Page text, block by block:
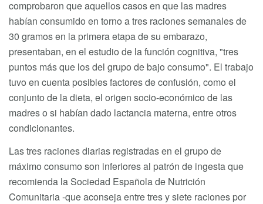
comprobaron que aquellos casos en que las madres
habían consumido en torno a tres raciones semanales de
30 gramos en la primera etapa de su embarazo,
presentaban, en el estudio de la función cognitiva, "tres
puntos más que los del grupo de bajo consumo". El trabajo
tuvo en cuenta posibles factores de confusión, como el
conjunto de la dieta, el origen socio-económico de las
madres o si habían dado lactancia materna, entre otros
condicionantes.
Las tres raciones diarias registradas en el grupo de
máximo consumo son inferiores al patrón de ingesta que
recomienda la Sociedad Española de Nutrición
Comunitaria -que aconseja entre tres y siete raciones por